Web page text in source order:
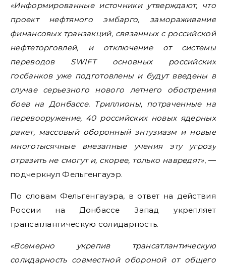
«Информированные источники утверждают, что
проект нефтяного эмбарго, замораживание
финансовых транзакций, связанных с российской
нефтеторговлей, и отключение от системы
переводов SWIFT основных российских
госбанков уже подготовлены и будут введены в
случае серьезного нового летнего обострения
боев на Донбассе. Триллионы, потраченные на
перевооружение, 40 российских новых ядерных
ракет, массовый оборонный энтузиазм и новые
многотысячные внезапные учения эту угрозу
отразить не смогут и, скорее, только навредят», —
подчеркнул Фельгенгауэр.
По словам Фельгенгауэра, в ответ на действия
России на Донбассе Запад укрепляет
трансатлантическую солидарность.
«Всемерно укрепив трансатлантическую
солидарность совместной обороной от общего